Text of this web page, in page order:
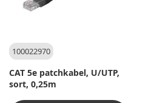
100022970
CAT 5e patchkabel, U/UTP,
sort, 0,25m